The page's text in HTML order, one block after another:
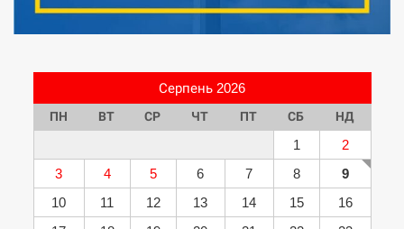
Серпень 2026
ПН ВТ СР ЧТ ПТ СБ НД
1
2
3
4 5 6 7 8
9
10
11 12 13 14 15
16